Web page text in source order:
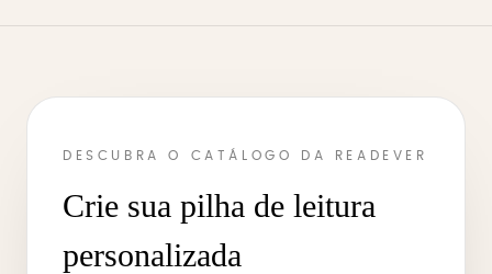
DESCUBRA O CATÁLOGO DA READEVER
Crie sua pilha de leitura
personalizada